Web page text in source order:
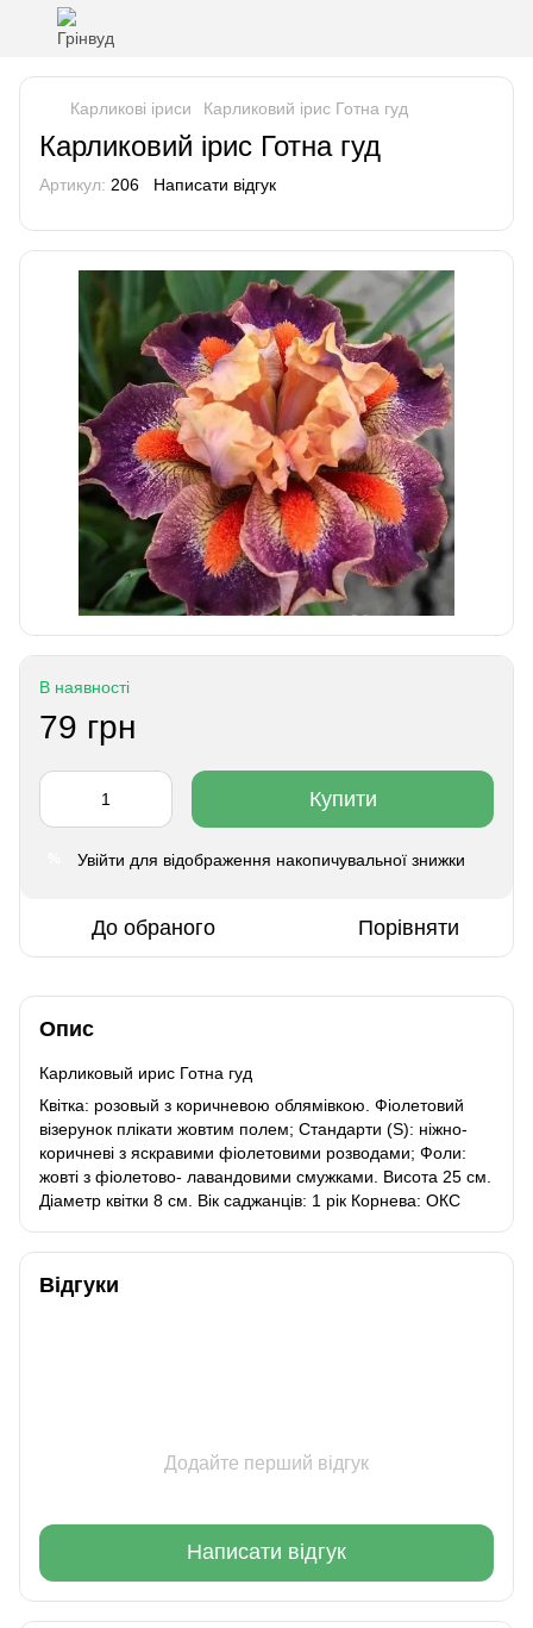
Карликові іриси Карликовий ірис Готна гуд
Карликовий ірис Готна гуд
Артикул: 206 Написати відгук
В наявності
79 грн
Купити
Увійти для відображення накопичувальної знижки
До обраного Порівняти
Опис
Карликовый ирис Готна гуд
Квітка: розовый з коричневою облямівкою. Фіолетовий
візерунок плікати жовтим полем; Стандарти (S): ніжно-
коричневі з яскравими фіолетовими розводами; Фоли:
жовті з фіолетово- лавандовими смужками. Висота 25 см.
Діаметр квітки 8 см. Вік саджанців: 1 рік Корнева: ОКС
Відгуки
Додайте перший відгук
Написати відгук